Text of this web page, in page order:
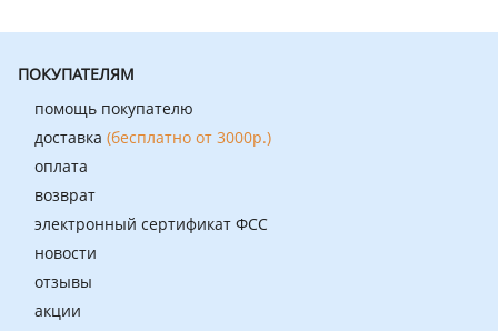
ПОКУПАТЕЛЯМ
помощь покупателю
доставка (бесплатно от 3000р.)
оплата
возврат
электронный сертификат ФСС
новости
отзывы
акции